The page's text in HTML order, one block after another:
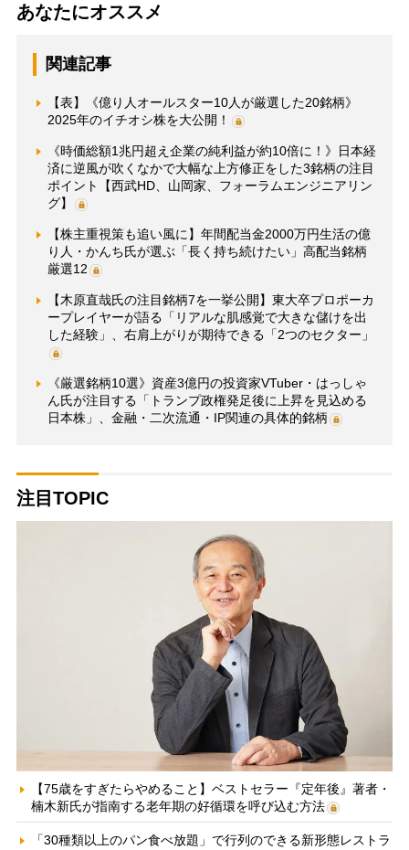
あなたにオススメ
関連記事
【表】《億り人オールスター10人が厳選した20銘柄》
2025年のイチオシ株を大公開！
《時価総額1兆円超え企業の純利益が約10倍に！》日本経
済に逆風が吹くなかで大幅な上方修正をした3銘柄の注目
ポイント【西武HD、山岡家、フォーラムエンジニアリン
グ】
【株主重視策も追い風に】年間配当金2000万円生活の億
り人・かんち氏が選ぶ「長く持ち続けたい」高配当銘柄
厳選12
【木原直哉氏の注目銘柄7を一挙公開】東大卒プロポーカ
ープレイヤーが語る「リアルな肌感覚で大きな儲けを出
した経験」、右肩上がりが期待できる「2つのセクター」
《厳選銘柄10選》資産3億円の投資家VTuber・はっしゃ
ん氏が注目する「トランプ政権発足後に上昇を見込める
日本株」、金融・二次流通・IP関連の具体的銘柄
注目TOPIC
【75歳をすぎたらやめること】ベストセラー『定年後』著者・
楠木新氏が指南する老年期の好循環を呼び込む方法
「30種類以上のパン食べ放題」で行列のできる新形態レストラ